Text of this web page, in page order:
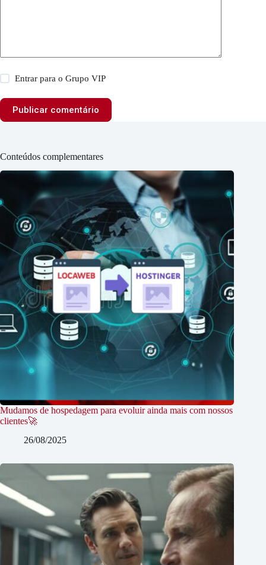
Entrar para o Grupo VIP
Publicar comentário
Conteúdos complementares
Mudamos de hospedagem para evoluir ainda mais com nossos
clientes🚀
26/08/2025